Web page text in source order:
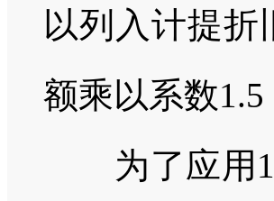
以列入计提折
额乘以系数
为了应用